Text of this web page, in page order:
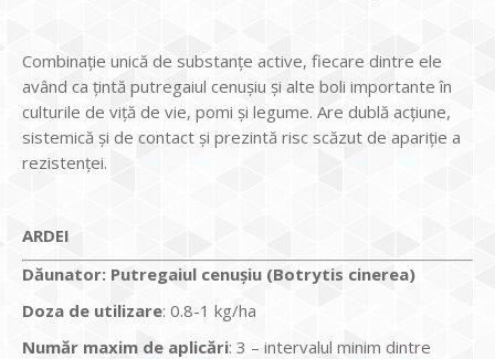
Combinație unică de substanțe active, fiecare dintre ele
având ca țintă putregaiul cenușiu și alte boli importante în
culturile de viță de vie, pomi și legume. Are dublă acțiune,
sistemică și de contact și prezintă risc scăzut de apariție a
rezistenței.
ARDEI
Dăunator: Putregaiul cenușiu (Botrytis cinerea)
Doza de utilizare: 0.8-1 kg/ha
Număr maxim de aplicări: 3 – intervalul minim dintre